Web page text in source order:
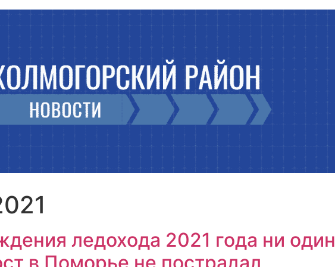
ледохода 2021 года ни один